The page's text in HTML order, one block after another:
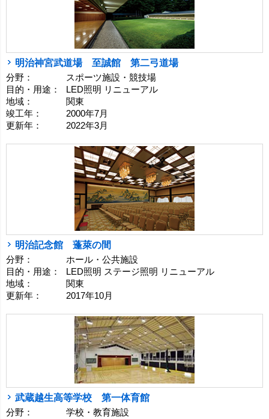
明治神宮武道場 至誠館 第二弓道場
分野：
スポーツ施設・競技場
目的・用途：
LED照明 リニューアル
地域：
関東
竣工年：
2000年7月
更新年：
2022年3月
明治記念館 蓬萊の間
分野：
ホール・公共施設
目的・用途：
LED照明 ステージ照明 リニューアル
地域：
関東
更新年：
2017年10月
武蔵越生高等学校 第一体育館
分野：
学校・教育施設